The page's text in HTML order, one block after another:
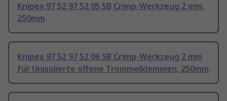
Knipex 97 52 97 52 05 SB Crimp-Werkzeug 2 mm,
250mm
Knipex 97 52 97 52 06 SB Crimp-Werkzeug 2 mm
für Unisolierte offene Trommelklemmen, 250mm